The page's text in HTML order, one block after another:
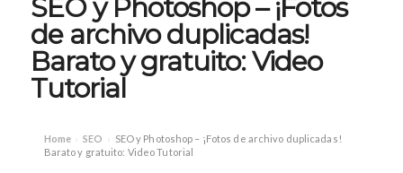
SEO y Photoshop – ¡Fotos
de archivo duplicadas!
Barato y gratuito: Video
Tutorial
Home › SEO › SEO y Photoshop – ¡Fotos de archivo duplicadas!
Barato y gratuito: Video Tutorial